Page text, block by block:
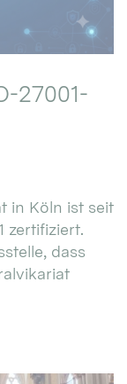
27001-
in Köln ist seit
zertifiziert.
dass